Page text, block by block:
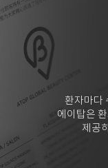
환자마다
에이탑은
제공